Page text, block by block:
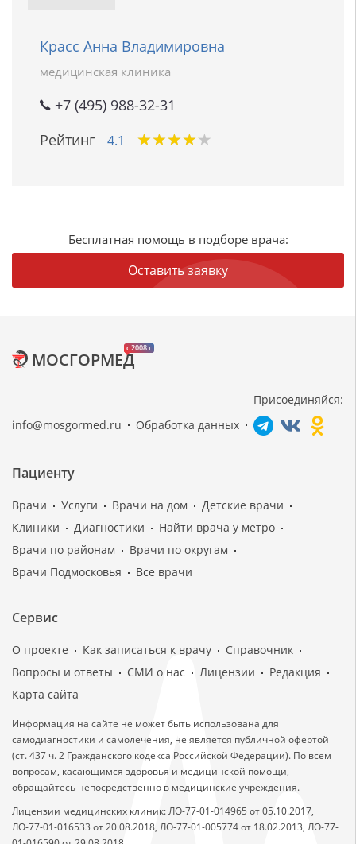
Красс Анна Владимировна
медицинская клиника
+7 (495) 988-32-31
Рейтинг
4.1 ★★★★★
★★★★★
Бесплатная помощь в подборе врача:
Оставить заявку
c 2008 г
МОСГОРМЕД
info@mosgormed.ru Обработка данных
Присоединяйся:
Пациенту
Врачи Услуги Врачи на дом
Детские врачи
Клиники
Диагностики
Найти врача у метро
Врачи по районам
Врачи по округам
Врачи Подмосковья
Все врачи
Сервис
О проекте Как записаться к врачу
Справочник
Вопросы и ответы
СМИ о нас Лицензии
Редакция
Карта сайта
Информация на сайте не может быть использована для
самодиагностики и самолечения, не является публичной офертой
(ст. 437 ч. 2 Гражданского кодекса Российской Федерации). По всем
вопросам, касающимся здоровья и медицинской помощи,
обращайтесь непосредственно в медицинские учреждения.
Лицензии медицинских клиник: ЛО-77-01-014965 от 05.10.2017,
ЛО-77-01-016533 от 20.08.2018, ЛО-77-01-005774 от 18.02.2013, ЛО-77-